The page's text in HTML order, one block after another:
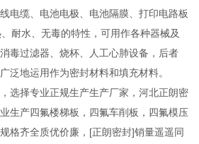
电缆、电池电极、电池隔膜、打印电路板
耐水、无毒的特性，可用作各种器械及
毒过滤器、烧杯、人工心肺设备，后者
泛地运用作为密封材料和填充材料。
选择专业正规生产生产厂家，河北正朗密
生产四氟楼梯板，四氟车削板，四氟模压
格齐全质优价廉，[正朗密封]销量遥遥同